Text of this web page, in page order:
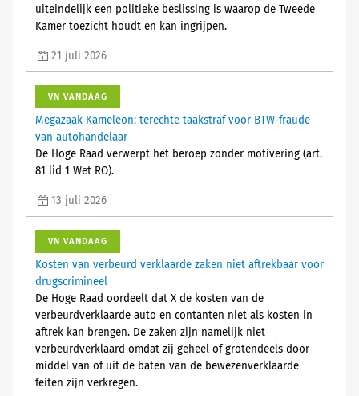
uiteindelijk een politieke beslissing is waarop de Tweede
Kamer toezicht houdt en kan ingrijpen.
21 juli 2026
VN VANDAAG
Megazaak Kameleon: terechte taakstraf voor BTW-fraude
van autohandelaar
De Hoge Raad verwerpt het beroep zonder motivering (art.
81 lid 1 Wet RO).
13 juli 2026
VN VANDAAG
Kosten van verbeurd verklaarde zaken niet aftrekbaar voor
drugscrimineel
De Hoge Raad oordeelt dat X de kosten van de
verbeurdverklaarde auto en contanten niet als kosten in
aftrek kan brengen. De zaken zijn namelijk niet
verbeurdverklaard omdat zij geheel of grotendeels door
middel van of uit de baten van de bewezenverklaarde
feiten zijn verkregen.